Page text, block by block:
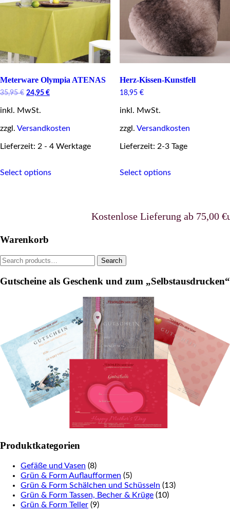
Meterware Olympia ATENAS
35,95€ Original
was:
24,95 €Current
inkl. MwSt.
zzgl. Versandkosten
Lieferzeit: 2 - 4 Werktage
Select optionsproduct
on
product
Herz-Kissen-Kunstfell
18,95 €
inkl. MwSt.
zzgl. Versandkosten
Lieferzeit: 2-3 Tage
Select optionsproduct
options
product
Kostenlose Lieferung ab 75,00 €uro
Warenkorb
Search
Search
Gutscheine als Geschenk und zum „Selbstausdrucken“
Produktkategorien
Gefäße und Vasen (8)
Grün & Form Auflaufformen (5)
Grün & Form Schälchen und Schüsseln (13)
Grün & Form Tassen, Becher & Krüge (10)
Grün & Form Teller (9)